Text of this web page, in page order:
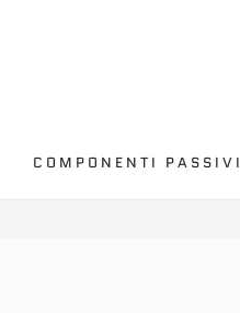
COMPONENTI PASSIVI